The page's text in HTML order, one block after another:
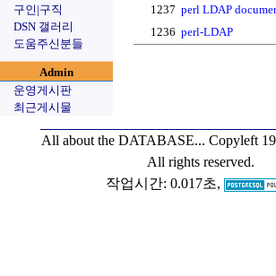
구인|구직
DSN 갤러리
도움주신분들
Admin
운영게시판
최근게시물
1237 perl LDAP
1236 perl-LDAP
All about the DATABASE... Copyleft
All rights reserved.
작업시간: 0.017초,